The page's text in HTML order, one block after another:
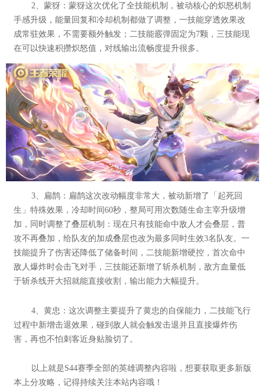
2、蒙犽：蒙犽这次优化了全技能机制，被动核心的炽怒机制
手感升级，能量回复和冷却机制都做了调整，一技能穿透效果改
成常驻效果，不需要额外触发；二技能霰弹固定为7颗，三技能现
在可以快速积攒炽怒值，对线输出流畅度提升很多。
3、扁鹊：扁鹊这次改动幅度非常大，被动新增了「起死回
生」特殊效果，冷却时间60秒，整局可用次数随生命主宰升级增
加，同时调整了叠层机制：现在只有技能命中敌人才会叠层，普
攻不再叠加，给队友的加成叠层也改为最多同时生效3名队友。一
技能提升了伤害还降低了储备时间，二技能新增硬控，首次命中
敌人爆炸时会击飞对手，三技能还新增了斩杀机制，敌方血量低
于斩杀线开大招就能直接收割，输出能力大幅提升。
4、黄忠：这次调整主要提升了黄忠的自保能力，二技能飞行
过程中新增击退效果，碰到敌人就会触发击退并且直接爆炸伤
害，再也不怕刺客近身贴脸切了。
以上就是S44赛季全部的英雄调整内容啦，想要获取更多新版
本上分攻略，记得持续关注本站内容哦！